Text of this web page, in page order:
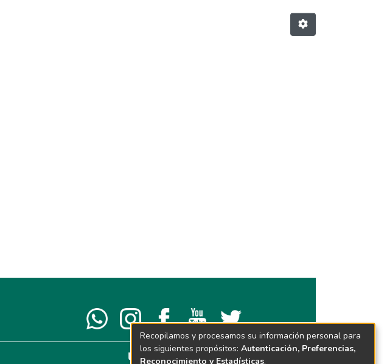
Recopilamos y procesamos su información personal para
los siguientes propósitos: Autenticación, Preferencias,
Reconocimiento y Estadísticas.